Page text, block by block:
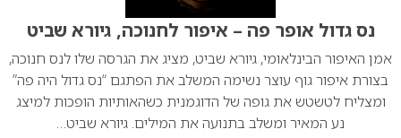
נס גדול אופר פה – איפור לחנוכה, גיורא שביט
אמן האיפור הבינלאומי, גיורא שביט, מציג את הגרסה שלו לנס חנוכה,
בצורת איפור גוף עוצר נשימה המשלב את הפתגם “נס גדול היה פה”
ומצליח לטשטש את גופה של הדוגמנית כשהאותיות הופכות למיצג
נע המאיר ומשלב בתנועה את המילים. גיורא שביט…